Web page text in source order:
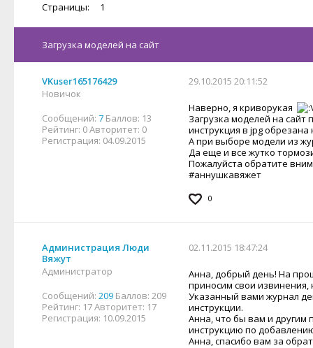
Страницы: 1
Загрузка моделей на сайт
VKuser165176429
Новичок
Сообщений: 7 Баллов: 13
Рейтинг: 0Авторитет: 0
Регистрация: 04.09.2015
29.10.2015 20:11:52
Наверно, я криворукая
Загрузка моделей на сайт
инструкция в jpg обрезана
А при выборе модели из
Да еще и все жутко
Пожалуйста обратите
#аннушкавяжет
0
Администрация Люди
Вяжут
Администратор
Сообщений: 209 Баллов: 209
Рейтинг: 17Авторитет: 17
Регистрация: 10.09.2015
02.11.2015 18:47:24
Анна, добрый день! На
приносим свои
Указанный вами журнал
инструкции.
Анна, что бы вам и другим
инструкцию по
Анна, спасибо вам за